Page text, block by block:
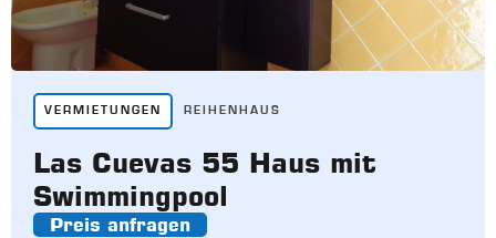
VERMIETUNGEN REIHENHAUS
Las Cuevas 55 Haus mit
Swimmingpool
Preis anfragen